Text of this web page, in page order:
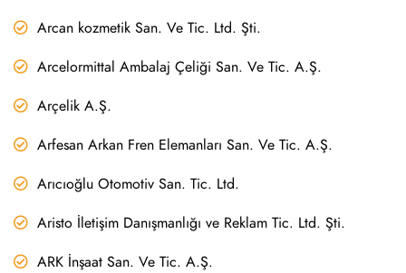
Arcan kozmetik San. Ve Tic. Ltd. Şti.
Arcelormittal Ambalaj Çeliği San. Ve Tic. A.Ş.
Arçelik A.Ş.
Arfesan Arkan Fren Elemanları San. Ve Tic. A.Ş.
Arıcıoğlu Otomotiv San. Tic. Ltd.
Aristo İletişim Danışmanlığı ve Reklam Tic. Ltd. Şti.
ARK İnşaat San. Ve Tic. A.Ş.